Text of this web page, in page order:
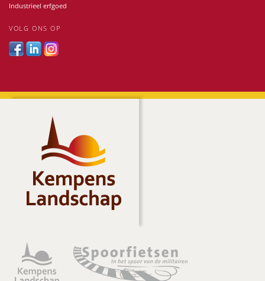
Industrieel erfgoed
VOLG ONS OP